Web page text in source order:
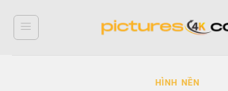
HÌNH NỀN